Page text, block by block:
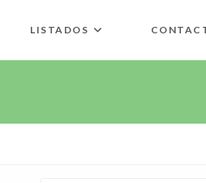
LISTADOS